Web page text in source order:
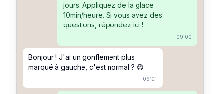
jours. Appliquez de la glace
10min/heure. Si vous avez des
questions, répondez ici !
09:00
Bonjour ! J'ai un gonflement plus
marqué à gauche, c'est normal ? 😟
09:01